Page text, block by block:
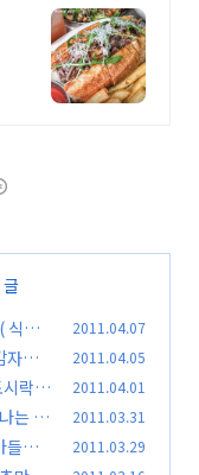
2011.04.07
자호
2011.04.05
락,
2011.04.01
는 두
2011.03.31
들에
2011.03.29